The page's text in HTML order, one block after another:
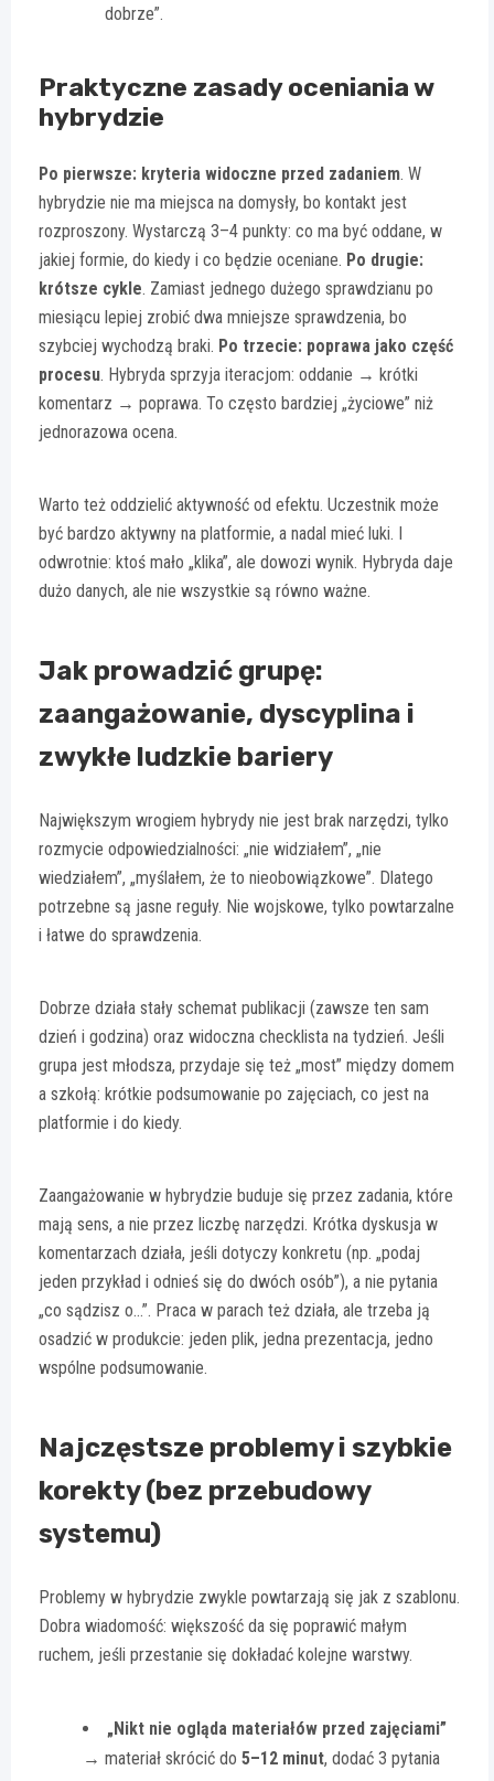
dobrze”.
Praktyczne zasady oceniania w
hybrydzie
Po pierwsze: kryteria widoczne przed zadaniem. W
hybrydzie nie ma miejsca na domysły, bo kontakt jest
rozproszony. Wystarczą 3–4 punkty: co ma być oddane, w
jakiej formie, do kiedy i co będzie oceniane. Po drugie:
krótsze cykle. Zamiast jednego dużego sprawdzianu po
miesiącu lepiej zrobić dwa mniejsze sprawdzenia, bo
szybciej wychodzą braki. Po trzecie: poprawa jako część
procesu. Hybryda sprzyja iteracjom: oddanie → krótki
komentarz → poprawa. To często bardziej „życiowe” niż
jednorazowa ocena.
Warto też oddzielić aktywność od efektu. Uczestnik może
być bardzo aktywny na platformie, a nadal mieć luki. I
odwrotnie: ktoś mało „klika”, ale dowozi wynik. Hybryda daje
dużo danych, ale nie wszystkie są równo ważne.
Jak prowadzić grupę:
zaangażowanie, dyscyplina i
zwykłe ludzkie bariery
Największym wrogiem hybrydy nie jest brak narzędzi, tylko
rozmycie odpowiedzialności: „nie widziałem”, „nie
wiedziałem”, „myślałem, że to nieobowiązkowe”. Dlatego
potrzebne są jasne reguły. Nie wojskowe, tylko powtarzalne
i łatwe do sprawdzenia.
Dobrze działa stały schemat publikacji (zawsze ten sam
dzień i godzina) oraz widoczna checklista na tydzień. Jeśli
grupa jest młodsza, przydaje się też „most” między domem
a szkołą: krótkie podsumowanie po zajęciach, co jest na
platformie i do kiedy.
Zaangażowanie w hybrydzie buduje się przez zadania, które
mają sens, a nie przez liczbę narzędzi. Krótka dyskusja w
komentarzach działa, jeśli dotyczy konkretu (np. „podaj
jeden przykład i odnieś się do dwóch osób”), a nie pytania
„co sądzisz o…”. Praca w parach też działa, ale trzeba ją
osadzić w produkcie: jeden plik, jedna prezentacja, jedno
wspólne podsumowanie.
Najczęstsze problemy i szybkie
korekty (bez przebudowy
systemu)
Problemy w hybrydzie zwykle powtarzają się jak z szablonu.
Dobra wiadomość: większość da się poprawić małym
ruchem, jeśli przestanie się dokładać kolejne warstwy.
„Nikt nie ogląda materiałów przed zajęciami”
→ materiał skrócić do 5–12 minut, dodać 3 pytania